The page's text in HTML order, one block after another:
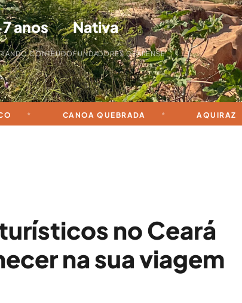
anos
CONTEÚDO
Nativa
FUNDADORES CEARENSE
CANOA QUEBRADA AQUIRAZ
no Ceará
na sua viagem